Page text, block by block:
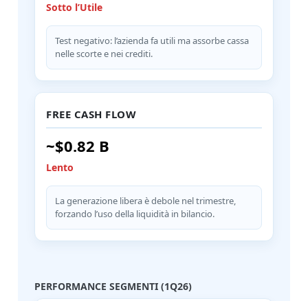
Sotto l’Utile
Test negativo: l’azienda fa utili ma assorbe cassa
nelle scorte e nei crediti.
FREE CASH FLOW
~$0.82 B
Lento
La generazione libera è debole nel trimestre,
forzando l’uso della liquidità in bilancio.
PERFORMANCE SEGMENTI (1Q26)